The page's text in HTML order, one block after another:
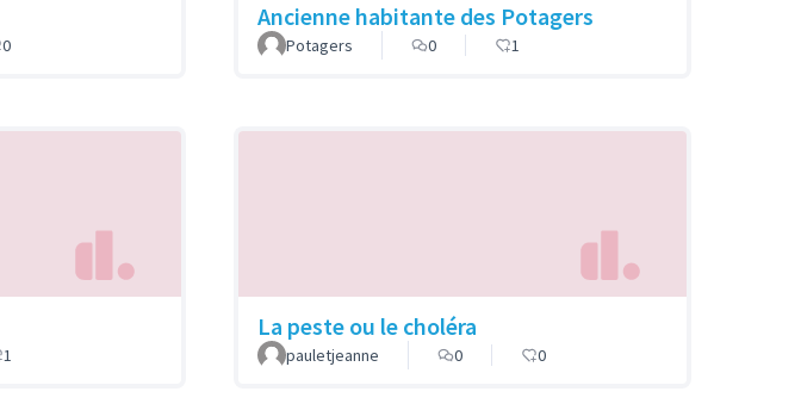
0
Ancienne habitante des Potagers
Potagers 0 1
1
La peste ou le choléra
pauletjeanne 0 0